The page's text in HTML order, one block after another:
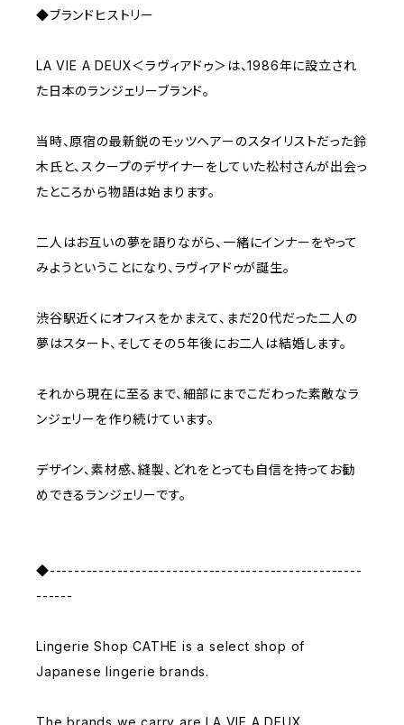
◆ブランドヒストリー
LA VIE A DEUX＜ラヴィアドゥ＞は、1986年に設立され
た日本のランジェリーブランド。
当時、原宿の最新鋭のモッツヘアーのスタイリストだった鈴
木氏と、スクープのデザイナーをしていた松村さんが出会っ
たところから物語は始まります。
二人はお互いの夢を語りながら、一緒にインナーをやって
みようということになり、ラヴィアドゥが誕生。
渋谷駅近くにオフィスをかまえて、まだ20代だった二人の
夢はスタート、そしてその５年後にお二人は結婚します。
それから現在に至るまで、細部にまでこだわった素敵なラ
ンジェリーを作り続けています。
デザイン、素材感、縫製、どれをとっても自信を持ってお勧
めできるランジェリーです。
◆---------------------------------------------------
------
Lingerie Shop CATHE is a select shop of
Japanese lingerie brands.
The brands we carry are LA VIE A DEUX ,